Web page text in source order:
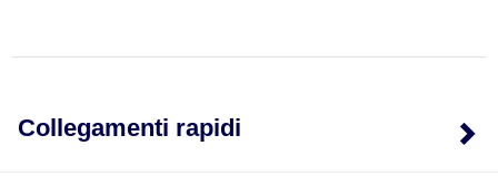
Collegamenti rapidi